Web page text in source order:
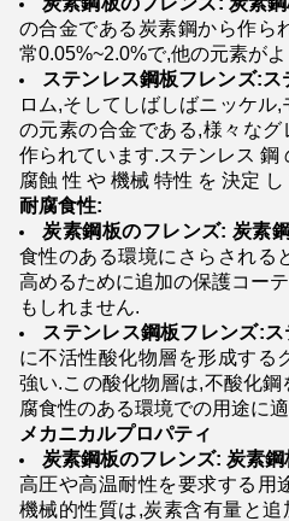
の合金である炭素鋼から作ら
常0.05%~2.0%で,他の元素が
ステンレス鋼板フレンズ:
ロム,そしてしばしばニッケル
の元素の合金である,様々な
作られています.ステンレス 鋼
腐蝕 性 や 機械 特性 を 決定 し
耐腐食性:
炭素鋼板のフレンズ: 炭素
食性のある環境にさらされる
高めるために追加の保護コー
もしれません.
ステンレス鋼板フレンズ:
に不活性酸化物層を形成する
強い.この酸化物層は,不酸化
腐食性のある環境での用途に
メカニカルプロパティ
炭素鋼板のフレンズ: 炭素
高圧や高温耐性を要求する用
機械的性質は,炭素含有量と